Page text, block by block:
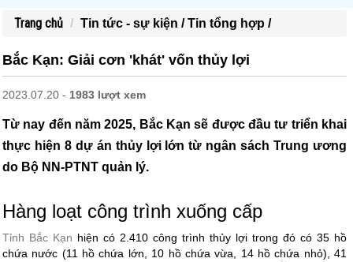
Trang chủ Tin tức - sự kiện /Tin tổng hợp /
Bắc Kạn: Giải cơn 'khát' vốn thủy lợi
2023.07.20 - 1983 lượt xem
Từ nay đến năm 2025, Bắc Kạn sẽ được đầu tư triển khai
thực hiện 8 dự án thủy lợi lớn từ ngân sách Trung ương
do Bộ NN-PTNT quản lý.
Hàng loạt công trình xuống cấp
Tỉnh Bắc Kạn hiện có 2.410 công trình thủy lợi trong đó có 35 hồ
chứa nước (11 hồ chứa lớn, 10 hồ chứa vừa, 14 hồ chứa nhỏ), 41